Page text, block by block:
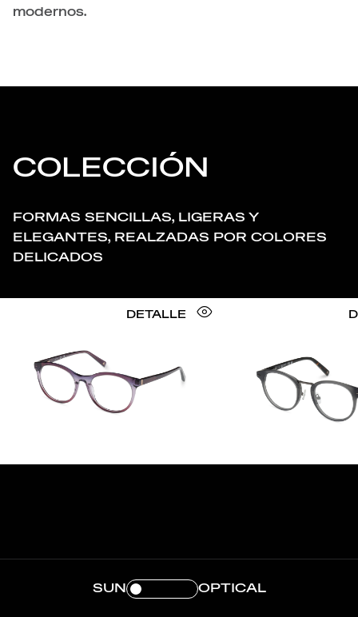
modernos.
COLECCIÓN
FORMAS SENCILLAS, LIGERAS Y
ELEGANTES, REALZADAS POR COLORES
DELICADOS
DETALLE
SUN OPTICAL